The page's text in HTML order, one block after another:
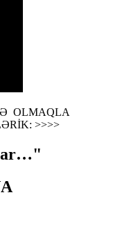
OLMAQLA
>>>>